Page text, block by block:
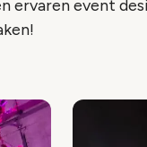
ervaren event